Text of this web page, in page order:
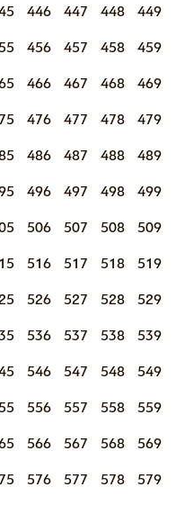
446 447 448 449
456 457 458 459
466 467 468 469
476 477 478 479
486 487 488 489
496 497 498 499
506 507 508 509
516 517 518 519
526 527 528 529
536 537 538 539
546 547 548 549
556 557 558 559
566 567 568 569
576 577 578 579